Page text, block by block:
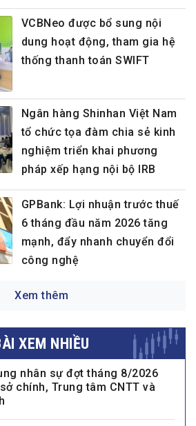
VCBNeo được bổ sung nội
dung hoạt động, tham gia hệ
thống thanh toán SWIFT
Ngân hàng Shinhan Việt Nam
tổ chức tọa đàm chia sẻ kinh
nghiệm triển khai phương
pháp xếp hạng nội bộ IRB
GPBank: Lợi nhuận trước thuế
6 tháng đầu năm 2026 tăng
mạnh, đẩy nhanh chuyển đổi
công nghệ
Xem thêm
XEM NHIỀU
nhân sự đợt tháng 8/2026
chính, Trung tâm CNTT và